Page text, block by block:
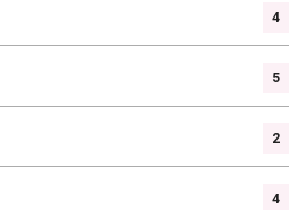
4
5
2
4